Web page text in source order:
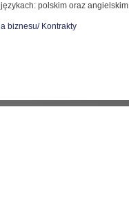
polskim oraz angielskim.
biznesu/ Kontrakty